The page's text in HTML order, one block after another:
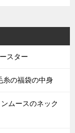
スター
の福袋の中身
ムースのネック